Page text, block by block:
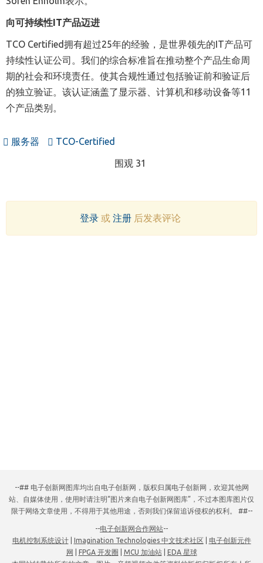
向可持续性IT产品迈进
TCO Certified拥有超过25年的经验，是世界领先的IT产品可
持续性认证公司。我们的综合标准旨在推动整个产品生命周
期的社会和环境责任。使其合规性通过包括验证前和验证后
的独立验证。该认证涵盖了显示器、计算机和移动设备等11
个产品类别。
服务器 TCO-Certified
围观 31
登录或 注册后发表评论
--## 电子创新网图库均出自电子创新网，版权归属电子创新网，欢迎其他网
站、自媒体使用，使用时请注明“图片来自电子创新网图库”，不过本图库图片仅
限于网络文章使用，不得用于其他用途，否则我们保留追诉侵权的权利。 ##--
--电子创新网合作网站--
电机控制系统设计| Imagination Technologies 中文技术社区
电子创新元件
网
FPGA 开发圈 MCU 加油站| EDA 星球